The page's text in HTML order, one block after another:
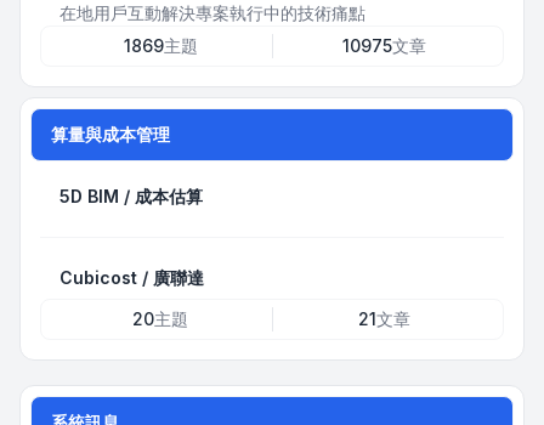
在地用戶互動解決專案執行中的技術痛點
1869主題 10975文章
算量與成本管理
5D BIM / 成本估算
Cubicost / 廣聯達
20主題 21文章